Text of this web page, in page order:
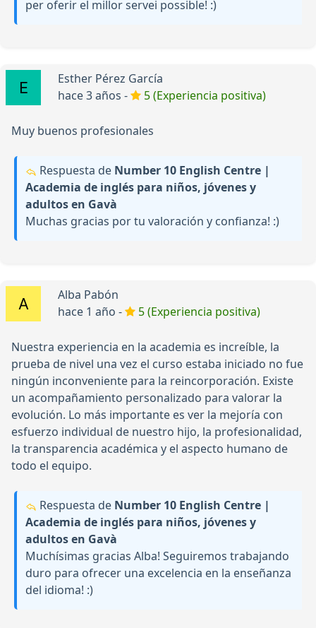
per oferir el millor servei possible! :)
Esther Pérez García
hace 3 años -
5 (Experiencia positiva)
Muy buenos profesionales
Respuesta de Number 10 English Centre |
Academia de inglés para niños, jóvenes y
adultos en Gavà
Muchas gracias por tu valoración y confianza! :)
Alba Pabón
hace 1 año -
5 (Experiencia positiva)
Nuestra experiencia en la academia es increíble, la
prueba de nivel una vez el curso estaba iniciado no fue
ningún inconveniente para la reincorporación. Existe
un acompañamiento personalizado para valorar la
evolución. Lo más importante es ver la mejoría con
esfuerzo individual de nuestro hijo, la profesionalidad,
la transparencia académica y el aspecto humano de
todo el equipo.
Respuesta de Number 10 English Centre |
Academia de inglés para niños, jóvenes y
adultos en Gavà
Muchísimas gracias Alba! Seguiremos trabajando
duro para ofrecer una excelencia en la enseñanza
del idioma! :)